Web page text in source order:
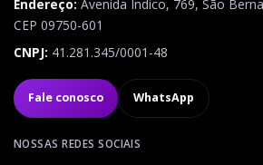
Endereço: Avenida Índico, 769, São
CEP 09750-601
CNPJ: 41.281.345/0001-48
Fale conosco WhatsApp
NOSSAS REDES SOCIAIS